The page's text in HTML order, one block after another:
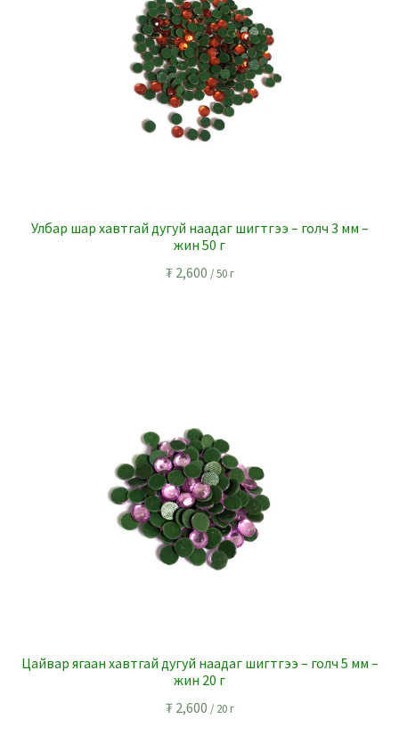
Улбар шар хавтгай дугуй наадаг шигтгээ – голч 3 мм –
жин 50 г
₮2,600 / 50 г
Цайвар ягаан хавтгай дугуй наадаг шигтгээ – голч 5 мм –
жин 20 г
₮2,600 / 20 г